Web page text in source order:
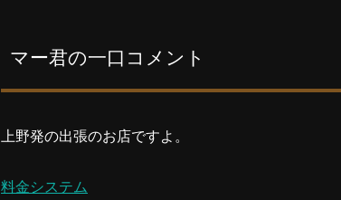
マー君の一口コメント
上野発の出張のお店ですよ。
料金システム